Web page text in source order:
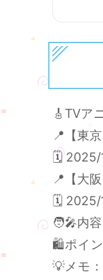
🎸TVア
📍【東
🗓️ 2025/
📍【大
🗓️ 2025/
🧑‍🎤内
🛍️ポイン
💡メモ